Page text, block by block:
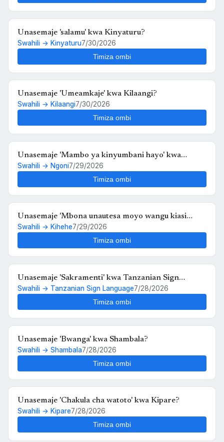
Unasemaje 'salamu' kwa Kinyaturu?
Swahili → Kinyaturu7/30/2026
Timiza ombi
Unasemaje 'Umeamkaje' kwa Kilaangi?
Swahili → Kilaangi7/30/2026
Timiza ombi
Unasemaje 'Mambo ya kinyumbani hayo' kwa
Ngoni?
Swahili → Ngoni7/29/2026
Timiza ombi
Unasemaje 'Mbona unautesa moyo wangu kiasi
hiko,,au kosa langu ni upendo wangu kwako' kwa
Swahili → Kihehe7/29/2026
Timiza ombi
Unasemaje 'Sakramenti' kwa Tanzanian Sign
Language?
Swahili → Tanzanian Sign Language7/28/2026
Timiza ombi
Unasemaje 'Bwanga' kwa Shambala?
Swahili → Shambala7/28/2026
Timiza ombi
Unasemaje 'Chakula cha watoto' kwa Kipare?
Swahili → Kipare7/28/2026
Timiza ombi